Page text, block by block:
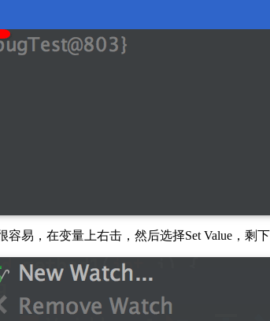
易，在变量上右击，然后选择Set Value，剩